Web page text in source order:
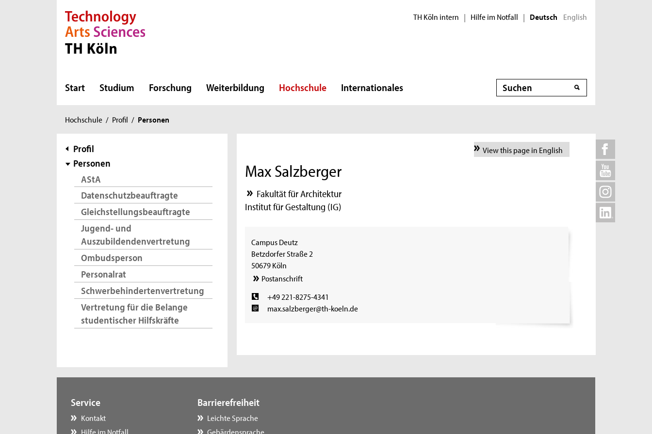
Direkt zur Hauptnavigation
Direkt zur Subnavigation
Direkt zum Inhalt
Direkt zum Fußbereich TH Köln intern | Hilfe im Notfall | Deutsch English
Start Studium Forschung Weiterbildung Hochschule Internationales Suche
Sie
hier:
Hochschule / Profil / Personen
Subnavigation
Profil
Personen
AStA
Datenschutzbeauftragte
Gleichstellungsbeauftragte
Jugend- und
Auszubildendenvertretung
Ombudsperson
Personalrat
Schwerbehindertenvertretung
Vertretung für die Belange
studentischer Hilfskräfte
View this page in English
Max Salzberger
Fakultät für Architektur
Institut für Gestaltung (IG)
Campus Deutz
Betzdorfer Straße 2
50679 Köln
Postanschrift
+49 221-8275-4341
max.salzberger@th-koeln.de
Service
Kontakt
Hilfe im Notfall
Barrierefreiheit
Leichte Sprache
Gebärdensprache